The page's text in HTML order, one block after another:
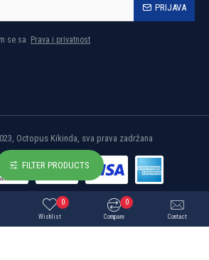
PRIJAVA
se sa Prava i privatnost
Octopus Kikinda, sva prava zadržana
Wishlist
0
Compare
0
Contact
FILTER PRODUCTS